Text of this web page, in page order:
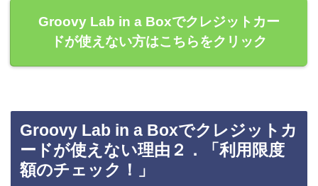
Groovy Lab in a Boxでクレジットカー
ドが使えない方はこちらをクリック
Groovy Lab in a Boxでクレジットカ
ードが使えない理由２．「利用限度
額のチェック！」